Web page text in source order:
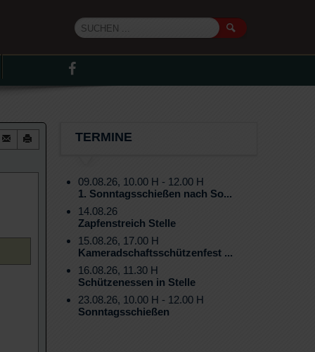
TERMINE
09.08.26, 10.00 H - 12.00 H
1. Sonntagsschießen nach So...
14.08.26
Zapfenstreich Stelle
15.08.26, 17.00 H
Kameradschaftsschützenfest ...
16.08.26, 11.30 H
Schützenessen in Stelle
23.08.26, 10.00 H - 12.00 H
Sonntagsschießen